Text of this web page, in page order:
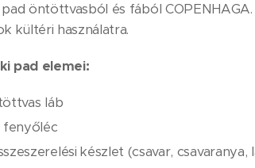
öntöttvasból és fából
kültéri használatra.
pad elemei:
láb
fenyőléc
készlet (csavar, csavaranya,